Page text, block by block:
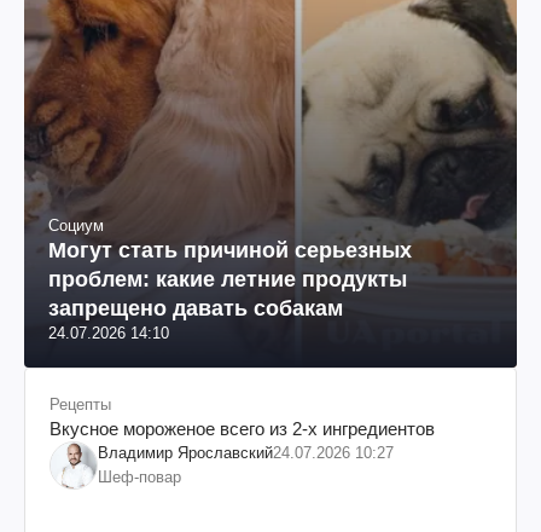
Социум
Могут стать причиной серьезных
проблем: какие летние продукты
запрещено давать собакам
24.07.2026 14:10
Рецепты
Вкусное мороженое всего из 2-х ингредиентов
Владимир Ярославский24.07.2026 10:27
Шеф-повар